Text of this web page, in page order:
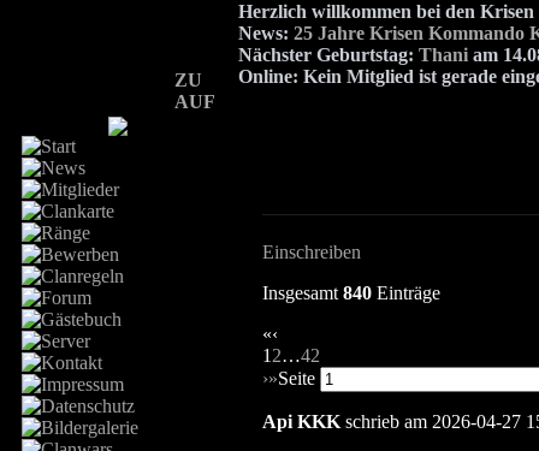
ZU
AUF
Herzlich willkommen bei den
News: 25 Jahre Krisen Kommando
Nächster Geburtstag: Thani am
Online: Kein Mitglied ist gerade
Einschreiben
Insgesamt 840 Einträge
«‹
1 2…42
›»Seite
Api KKK schrieb am 2026-04-27